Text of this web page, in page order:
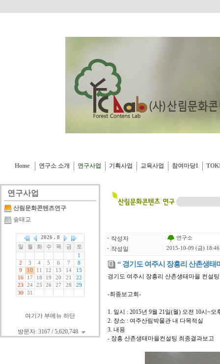
Home 연구소 소개 연구사업 기획사업 교육사업 참여마당1
연구사업
산림문화콘텐츠연구
숲태교
여기가 부메뉴 하단
방문자: 3167 / 5,620,748
ㆍ 작성자 연구소
ㆍ 작성일 2015-10-09 (금) 18:46
“ 경기도 여주시 장흥리 산촌생태
경기도 여주시 장흥리 산촌생태마을 컨설
-최종보고회-
1. 일시 : 2015년 9월 21일(월) 오전 10시~오
2. 장소 : 여주산림박물관 내 다목적실
3. 내용
- 장흥 산촌생태마을컨설팅 최종결과보고